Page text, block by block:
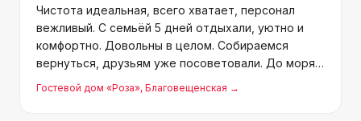
Чистота идеальная, всего хватает, персонал
вежливый. С семьёй 5 дней отдыхали, уютно и
комфортно. Довольны в целом. Собираемся
вернуться, друзьям уже посоветовали. До моря
10 минут по тротуару.
Гостевой дом «Роза», Благовещенская →